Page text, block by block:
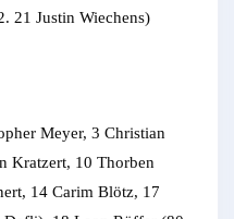
21 Justin Wiechens)
Meyer, 3 Christian
Kratzert, 10 Thorben
14 Carim Blötz, 17